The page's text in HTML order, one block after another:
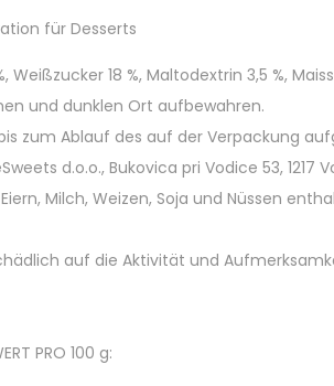
für Desserts
Weißzucker 18 %, Maltodextrin 3,5 %,
und dunklen Ort aufbewahren.
bis zum Ablauf des auf der Verpackung
d.o.o., Bukovica pri Vodice 53, 1217
Eiern, Milch, Weizen, Soja und Nüssen
auf die Aktivität und
PRO 100 g: